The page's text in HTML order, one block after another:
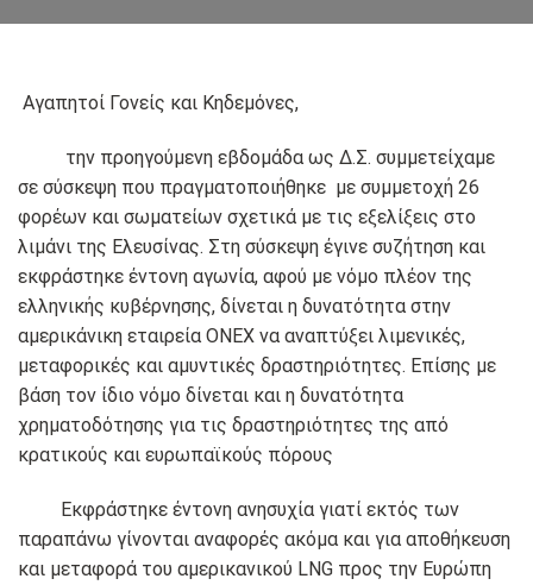
Αγαπητοί Γονείς και Κηδεμόνες,
την προηγούμενη εβδομάδα ως Δ.Σ. συμμετείχαμε
σε σύσκεψη που πραγματοποιήθηκε με συμμετοχή 26
φορέων και σωματείων σχετικά με τις εξελίξεις στο
λιμάνι της Ελευσίνας. Στη σύσκεψη έγινε συζήτηση και
εκφράστηκε έντονη αγωνία, αφού με νόμο πλέον της
ελληνικής κυβέρνησης, δίνεται η δυνατότητα στην
αμερικάνικη εταιρεία ONEX να αναπτύξει λιμενικές,
μεταφορικές και αμυντικές δραστηριότητες. Επίσης με
βάση τον ίδιο νόμο δίνεται και η δυνατότητα
χρηματοδότησης για τις δραστηριότητες της από
κρατικούς και ευρωπαϊκούς πόρους
Εκφράστηκε έντονη ανησυχία γιατί εκτός των
παραπάνω γίνονται αναφορές ακόμα και για αποθήκευση
και μεταφορά του αμερικανικού LNG προς την Ευρώπη